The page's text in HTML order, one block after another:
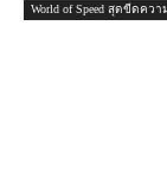
World of Speed สุดขีดควา